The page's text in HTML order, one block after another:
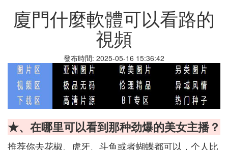
廈門什麼軟體可以看路的
視頻
發布時間: 2025-05-16 15:36:42
★、在哪里可以看到那种劲爆的美女主播？
推荐你去花椒、虎牙、斗鱼或者蝴蝶都可以，个人比